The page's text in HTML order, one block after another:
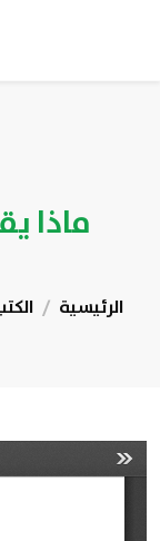
ماذا
الرئيسية